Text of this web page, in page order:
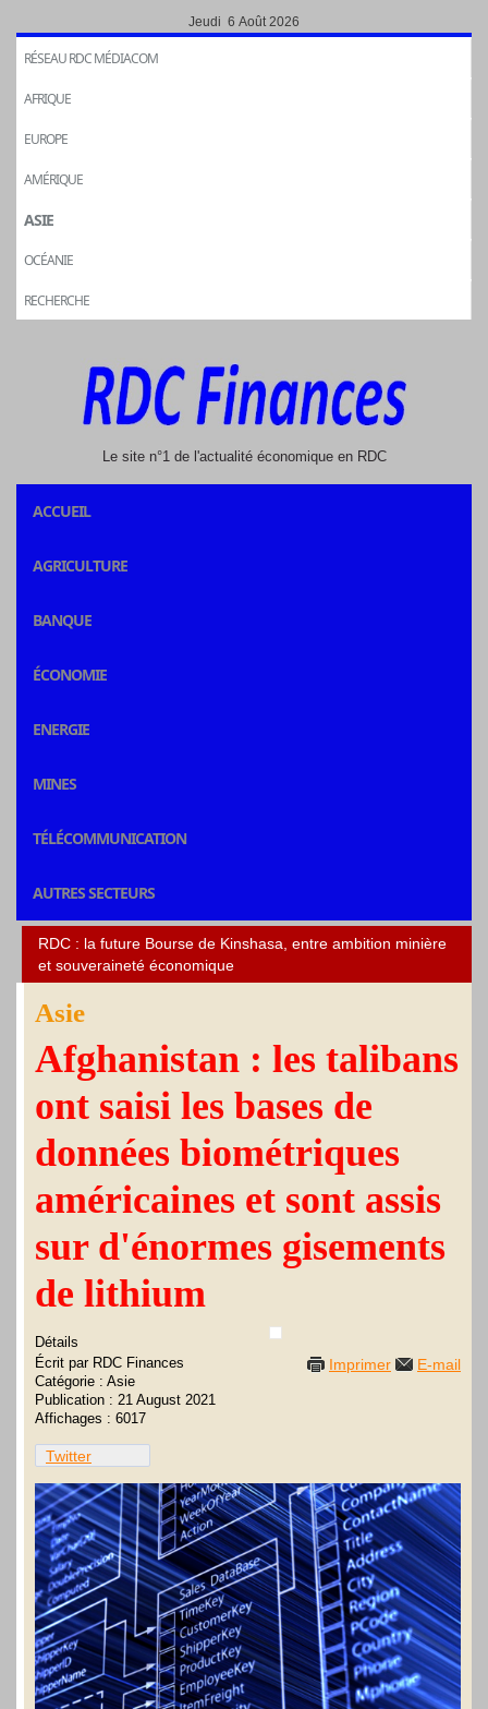
Jeudi 6 Août 2026
RÉSEAU RDC MÉDIACOM
AFRIQUE
EUROPE
AMÉRIQUE
ASIE
OCÉANIE
RECHERCHE
Le site n°1 de l'actualité économique en RDC
ACCUEIL
AGRICULTURE
BANQUE
ÉCONOMIE
ENERGIE
MINES
TÉLÉCOMMUNICATION
AUTRES SECTEURS
Asie
Afghanistan : les talibans
ont saisi les bases de
données biométriques
américaines et sont assis
sur d'énormes gisements
de lithium
Imprimer E-mail
Détails
Écrit par RDC Finances
Catégorie : Asie
Publication : 21 August 2021
Affichages : 6017
Twitter